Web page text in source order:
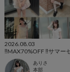
2026.08.03
‼️MAX70%OFF ‼️サマー
ありさ
本部